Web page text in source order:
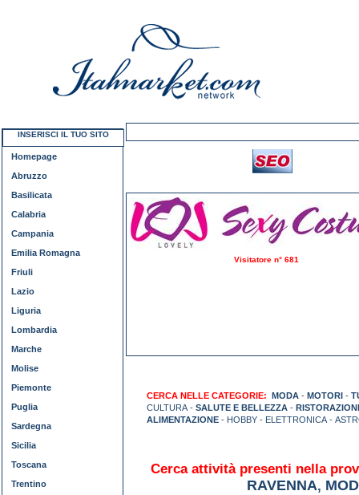
Visitatore n° 681
CERCA NELLE CATEGORIE: MODA - MOTORI -
CULTURA - SALUTE E BELLEZZA -
ALIMENTAZIONE - HOBBY - ELETTRONICA -
Cerca attività presenti nella
RAVENNA,
INSERISCI IL TUO SITO
Homepage
Abruzzo
Basilicata
Calabria
Campania
Emilia Romagna
Friuli
Lazio
Liguria
Lombardia
Marche
Molise
Piemonte
Puglia
Sardegna
Sicilia
Toscana
Trentino